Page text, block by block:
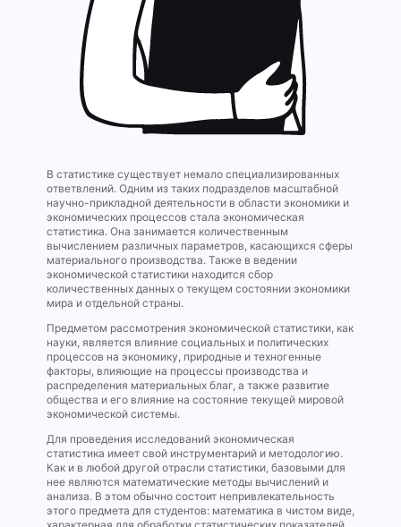
В статистике существует немало специализированных
ответвлений. Одним из таких подразделов масштабной
научно-прикладной деятельности в области экономики и
экономических процессов стала экономическая
статистика. Она занимается количественным
вычислением различных параметров, касающихся сферы
материального производства. Также в ведении
экономической статистики находится сбор
количественных данных о текущем состоянии экономики
мира и отдельной страны.
Предметом рассмотрения экономической статистики, как
науки, является влияние социальных и политических
процессов на экономику, природные и техногенные
факторы, влияющие на процессы производства и
распределения материальных благ, а также развитие
общества и его влияние на состояние текущей мировой
экономической системы.
Для проведения исследований экономическая
статистика имеет свой инструментарий и методологию.
Как и в любой другой отрасли статистики, базовыми для
нее являются математические методы вычислений и
анализа. В этом обычно состоит непривлекательность
этого предмета для студентов: математика в чистом виде,